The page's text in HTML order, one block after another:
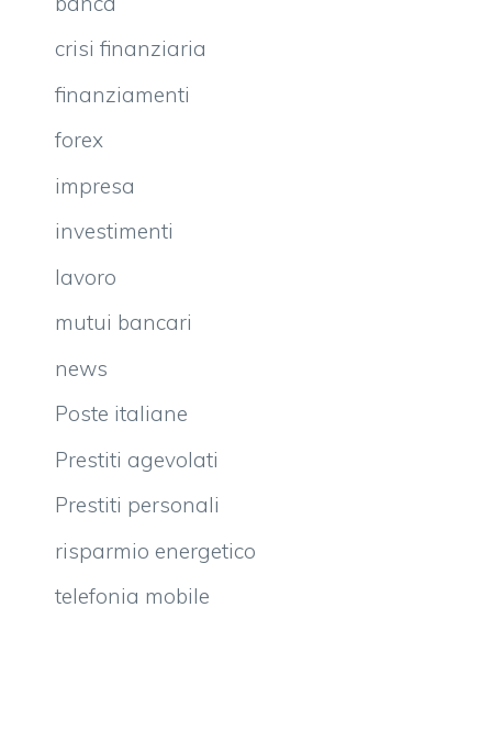
crisi finanziaria
finanziamenti
forex
impresa
investimenti
lavoro
mutui bancari
news
Poste italiane
Prestiti agevolati
Prestiti personali
risparmio energetico
telefonia mobile